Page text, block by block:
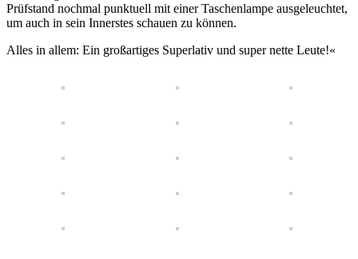
Prüfstand nochmal punktuell mit einer Taschenlampe ausgeleuchtet,
um auch in sein Innerstes schauen zu können.
Alles in allem: Ein großartiges Superlativ und super nette Leute!«